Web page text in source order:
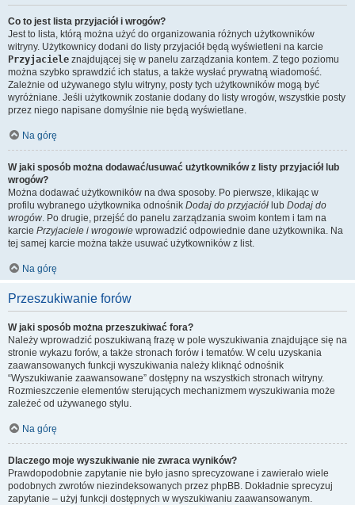
Co to jest lista przyjaciół i wrogów?
Jest to lista, którą można użyć do organizowania różnych użytkowników
witryny. Użytkownicy dodani do listy przyjaciół będą wyświetleni na karcie
Przyjaciele znajdującej się w panelu zarządzania kontem. Z tego poziomu
można szybko sprawdzić ich status, a także wysłać prywatną wiadomość.
Zależnie od używanego stylu witryny, posty tych użytkowników mogą być
wyróżniane. Jeśli użytkownik zostanie dodany do listy wrogów, wszystkie posty
przez niego napisane domyślnie nie będą wyświetlane.
Na górę
W jaki sposób można dodawać/usuwać użytkowników z listy przyjaciół lub
wrogów?
Można dodawać użytkowników na dwa sposoby. Po pierwsze, klikając w
profilu wybranego użytkownika odnośnik Dodaj do przyjaciół lub Dodaj do
wrogów. Po drugie, przejść do panelu zarządzania swoim kontem i tam na
karcie Przyjaciele i wrogowie wprowadzić odpowiednie dane użytkownika. Na
tej samej karcie można także usuwać użytkowników z list.
Na górę
Przeszukiwanie forów
W jaki sposób można przeszukiwać fora?
Należy wprowadzić poszukiwaną frazę w pole wyszukiwania znajdujące się na
stronie wykazu forów, a także stronach forów i tematów. W celu uzyskania
zaawansowanych funkcji wyszukiwania należy kliknąć odnośnik
“Wyszukiwanie zaawansowane” dostępny na wszystkich stronach witryny.
Rozmieszczenie elementów sterujących mechanizmem wyszukiwania może
zależeć od używanego stylu.
Na górę
Dlaczego moje wyszukiwanie nie zwraca wyników?
Prawdopodobnie zapytanie nie było jasno sprecyzowane i zawierało wiele
podobnych zwrotów niezindeksowanych przez phpBB. Dokładnie sprecyzuj
zapytanie – użyj funkcji dostępnych w wyszukiwaniu zaawansowanym.